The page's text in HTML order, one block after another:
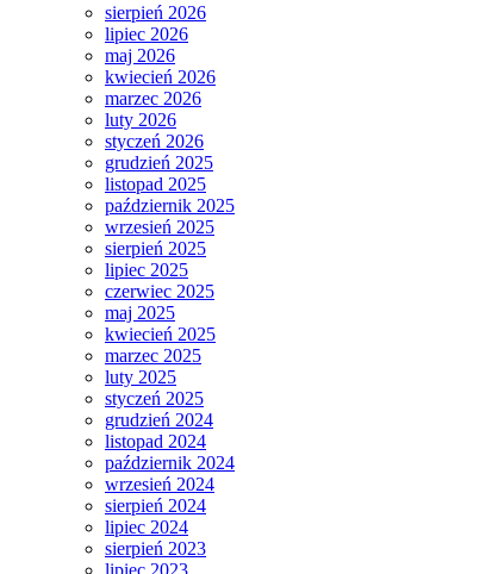
sierpień 2026
lipiec 2026
maj 2026
kwiecień 2026
marzec 2026
luty 2026
styczeń 2026
grudzień 2025
listopad 2025
październik 2025
wrzesień 2025
sierpień 2025
lipiec 2025
czerwiec 2025
maj 2025
kwiecień 2025
marzec 2025
luty 2025
styczeń 2025
grudzień 2024
listopad 2024
październik 2024
wrzesień 2024
sierpień 2024
lipiec 2024
sierpień 2023
lipiec 2023